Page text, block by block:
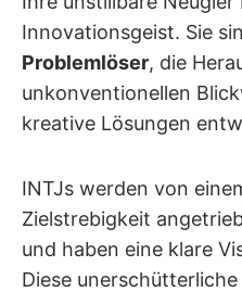
Innovationsgeist. Sie
Problemlöser, die
unkonventionellen
kreative Lösungen
INTJs werden von
Zielstrebigkeit
und haben eine klare
Diese